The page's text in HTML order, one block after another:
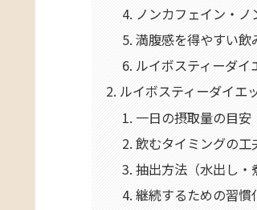
ノンカフェイン・
満腹感を得やすい飲
ルイボスティーダ
ルイボスティーダイエ
一日の摂取量の目安
飲むタイミングの工
抽出方法（水出し・
継続するための習慣